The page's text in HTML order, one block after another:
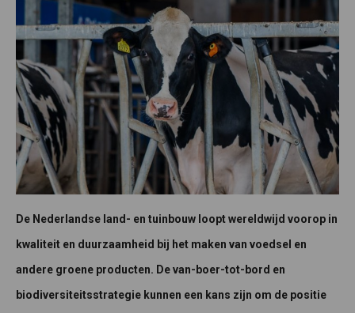
De Nederlandse land- en tuinbouw loopt wereldwijd voorop in
kwaliteit en duurzaamheid bij het maken van voedsel en
andere groene producten. De van-boer-tot-bord en
biodiversiteitsstrategie kunnen een kans zijn om de positie